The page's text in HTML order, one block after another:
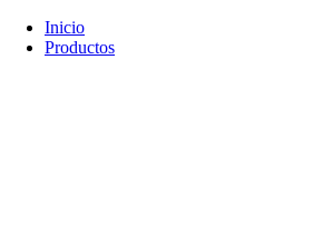
Inicio
Productos